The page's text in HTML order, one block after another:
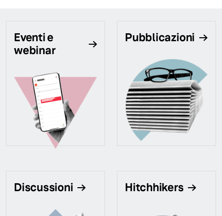
Eventi e
webinar
Pubblicazioni
Discussioni Hitchhikers